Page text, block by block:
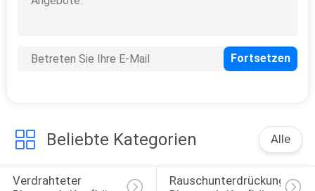
Bluetooth-Kopfhörer
19
Beliebte Kategorien Alle
Verdrahteter
Rauschunterdrückungs-